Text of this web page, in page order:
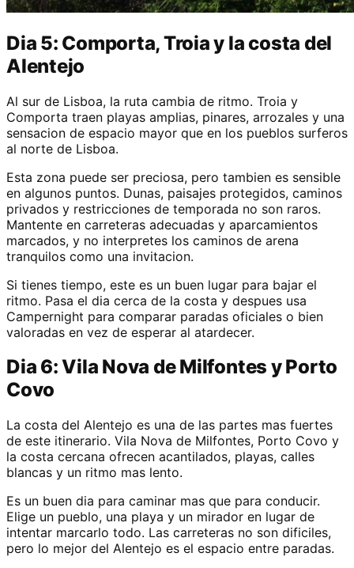
Dia 5: Comporta, Troia y la costa del
Alentejo
Al sur de Lisboa, la ruta cambia de ritmo. Troia y
Comporta traen playas amplias, pinares, arrozales y una
sensacion de espacio mayor que en los pueblos surferos
al norte de Lisboa.
Esta zona puede ser preciosa, pero tambien es sensible
en algunos puntos. Dunas, paisajes protegidos, caminos
privados y restricciones de temporada no son raros.
Mantente en carreteras adecuadas y aparcamientos
marcados, y no interpretes los caminos de arena
tranquilos como una invitacion.
Si tienes tiempo, este es un buen lugar para bajar el
ritmo. Pasa el dia cerca de la costa y despues usa
Campernight para comparar paradas oficiales o bien
valoradas en vez de esperar al atardecer.
Dia 6: Vila Nova de Milfontes y Porto
Covo
La costa del Alentejo es una de las partes mas fuertes
de este itinerario. Vila Nova de Milfontes, Porto Covo y
la costa cercana ofrecen acantilados, playas, calles
blancas y un ritmo mas lento.
Es un buen dia para caminar mas que para conducir.
Elige un pueblo, una playa y un mirador en lugar de
intentar marcarlo todo. Las carreteras no son dificiles,
pero lo mejor del Alentejo es el espacio entre paradas.